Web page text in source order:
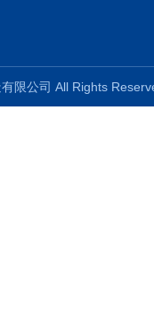
有限公司 All Rights